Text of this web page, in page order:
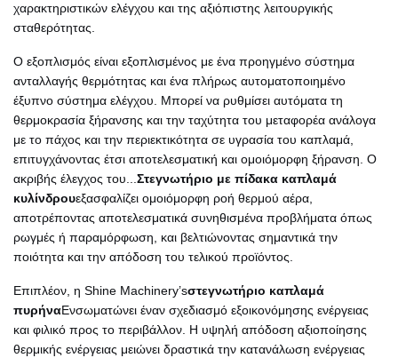
χαρακτηριστικών ελέγχου και της αξιόπιστης λειτουργικής
σταθερότητας.
Ο εξοπλισμός είναι εξοπλισμένος με ένα προηγμένο σύστημα
ανταλλαγής θερμότητας και ένα πλήρως αυτοματοποιημένο
έξυπνο σύστημα ελέγχου. Μπορεί να ρυθμίσει αυτόματα τη
θερμοκρασία ξήρανσης και την ταχύτητα του μεταφορέα ανάλογα
με το πάχος και την περιεκτικότητα σε υγρασία του καπλαμά,
επιτυγχάνοντας έτσι αποτελεσματική και ομοιόμορφη ξήρανση. Ο
ακριβής έλεγχος του...Στεγνωτήριο με πίδακα καπλαμά
κυλίνδρουεξασφαλίζει ομοιόμορφη ροή θερμού αέρα,
αποτρέποντας αποτελεσματικά συνηθισμένα προβλήματα όπως
ρωγμές ή παραμόρφωση, και βελτιώνοντας σημαντικά την
ποιότητα και την απόδοση του τελικού προϊόντος.
Επιπλέον, η Shine Machinery’sστεγνωτήριο καπλαμά
πυρήναΕνσωματώνει έναν σχεδιασμό εξοικονόμησης ενέργειας
και φιλικό προς το περιβάλλον. Η υψηλή απόδοση αξιοποίησης
θερμικής ενέργειας μειώνει δραστικά την κατανάλωση ενέργειας